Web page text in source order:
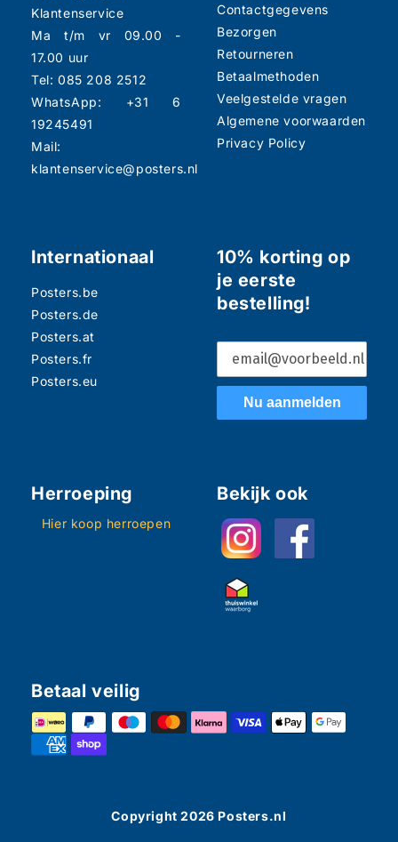
Klantenservice
Ma t/m vr 09.00 -
17.00 uur
Tel: 085 208 2512
WhatsApp: +31 6
19245491
Mail:
klantenservice@posters.nl
Contactgegevens
Bezorgen
Retourneren
Betaalmethoden
Veelgestelde vragen
Algemene voorwaarden
Privacy Policy
Internationaal
Posters.be
Posters.de
Posters.at
Posters.fr
Posters.eu
10% korting op
je eerste
bestelling!
Nu aanmelden
Herroeping
Hier koop herroepen
Bekijk ook
Betaal veilig
Copyright2026 Posters.nl